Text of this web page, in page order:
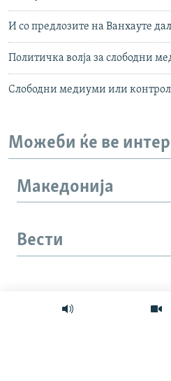
И со предлозите на Ванхауте
Политичка волја за слободни
Слободни медиуми или
Можеби ќе ве
Македонија
Вести
Интервју